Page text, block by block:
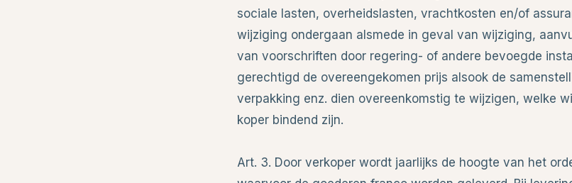
sociale lasten, overheidslasten, vrachtkosten en/of
wijziging ondergaan alsmede in geval van wijziging,
van voorschriften door regering- of andere bevoegde
gerechtigd de overeengekomen prijs alsook de
verpakking enz. dien overeenkomstig te wijzigen, welke
koper bindend zijn.
Art. 3. Door verkoper wordt jaarlijks de hoogte van het